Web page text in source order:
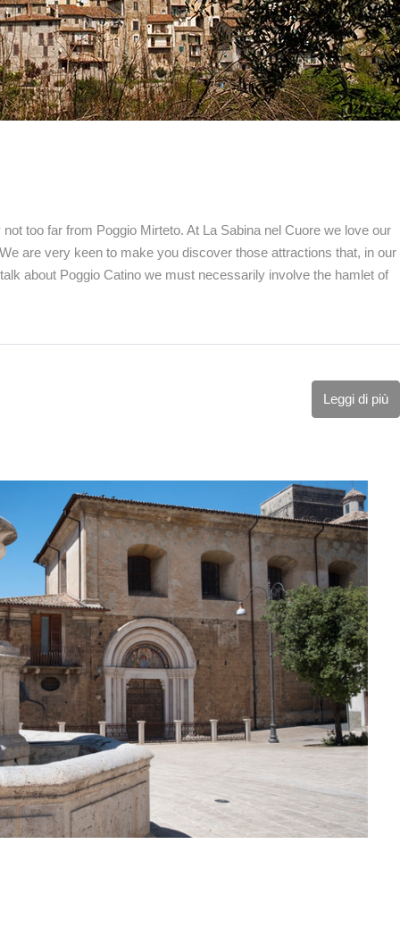
too far from Poggio Mirteto. At La Sabina nel Cuore we love our
are very keen to make you discover those attractions that, in our
about Poggio Catino we must necessarily involve the hamlet of
Leggi di più